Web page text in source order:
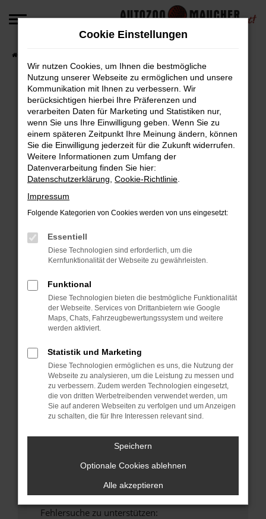
Zum
Fehler: Network Error
Beim Laden ist ein Fehler aufgetreten.
Hier sind ein paar Tipps, die dir helfen können:
Überprüfe deine Firewall und deine
Internetverbindung.
Laden andere Webseiten, zum Beispiel deine
Manche Erweiterungen, wie Werbeblocker,
können das Laden bestimmter Seiten
verhindern. Funktioniert die Seite in einem
Fenster?
Starte dein Gerät neu.
Das kann manchmal helfen, vorübergehende
Probleme zu beheben.
Stelle sicher, dass dein Browser und dein
Betriebssystem auf dem neuesten Stand
sind.
Veraltete Software birgt nicht nur ein
Sicherheitsrisiko, sondern kann auch dazu
führen, dass bestimmte Funktionen nicht mehr
Wende dich an den Webseitenbetreiber.
Wenn du alle oben genannten Schritte versucht
hast, kontaktiere uns bitte. Wir werden
versuchen, das Problem zu beheben. Du kannst
uns diesen Text schicken, um uns bei der
Fehlersuche zu unterstützen:
Cookie Einstellungen
Wir nutzen Cookies, um Ihnen die bestmögliche
Nutzung unserer Webseite zu ermöglichen und unsere
Kommunikation mit Ihnen zu verbessern. Wir
berücksichtigen hierbei Ihre Präferenzen und
verarbeiten Daten für Marketing und Statistiken nur,
wenn Sie uns Ihre Einwilligung geben. Wenn Sie zu
einem späteren Zeitpunkt Ihre Meinung ändern, können
Sie die Einwilligung jederzeit für die Zukunft widerrufen.
Weitere Informationen zum Umfang der
Datenverarbeitung finden Sie hier:
Datenschutzerklärung Cookie-Richtlinie
Impressum
Folgende Kategorien von Cookies werden von uns eingesetzt:
Essentiell
Diese Technologien sind erforderlich, um die
Kernfunktionalität der Webseite zu gewährleisten.
Funktional
Diese Technologien bieten die bestmögliche Funktionalität
der Webseite. Services von Drittanbietern wie Google
Maps, Chats, Fahrzeugbewertungssystem und weitere
werden aktiviert.
Statistik und Marketing
Diese Technologien ermöglichen es uns, die Nutzung der
Webseite zu analysieren, um die Leistung zu messen und
zu verbessern. Zudem werden Technologien eingesetzt,
die von dritten Werbetreibenden verwendet werden, um
Sie auf anderen Webseiten zu verfolgen und um Anzeigen
zu schalten, die für Ihre Interessen relevant sind.
Speichern
Optionale Cookies ablehnen
Alle akzeptieren